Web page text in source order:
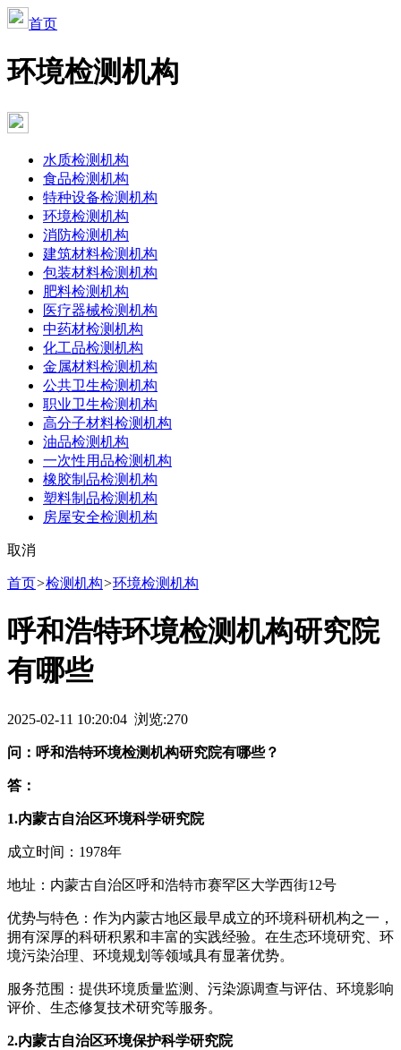
首页
环境检测机构
水质检测机构
食品检测机构
特种设备检测机构
环境检测机构
消防检测机构
建筑材料检测机构
包装材料检测机构
肥料检测机构
医疗器械检测机构
中药材检测机构
化工品检测机构
金属材料检测机构
公共卫生检测机构
职业卫生检测机构
高分子材料检测机构
油品检测机构
一次性用品检测机构
橡胶制品检测机构
塑料制品检测机构
房屋安全检测机构
取消
首页>检测机构>环境检测机构
呼和浩特环境检测机构研究院
有哪些
2025-02-11 10:20:04 浏览:270
问：呼和浩特环境检测机构研究院有哪些？
答：
1.内蒙古自治区环境科学研究院
成立时间：1978年
地址：内蒙古自治区呼和浩特市赛罕区大学西街12号
优势与特色：作为内蒙古地区最早成立的环境科研机构之一，
拥有深厚的科研积累和丰富的实践经验。在生态环境研究、环
境污染治理、环境规划等领域具有显著优势。
服务范围：提供环境质量监测、污染源调查与评估、环境影响
评价、生态修复技术研究等服务。
2.内蒙古自治区环境保护科学研究院